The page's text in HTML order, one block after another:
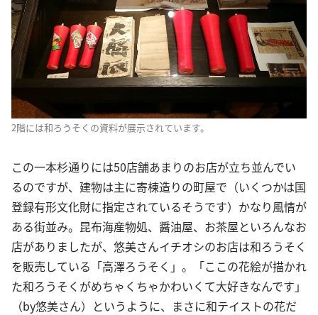
2階には和ろうそくの資料が展示されています。
この一本杉通りには50店舗あまりのお店が立ち並んでい
るのですが、建物は主に寄棟造りの町屋で（いくつかは国
登録有形文化財に指定されているそうです）かなり風情が
ある街並み。昆布海産物処、醤油屋、お茶屋といろんなお
店がありましたが、悠美さんイチオシのお店は和ろうそく
を販売している「高澤ろうそく」。「ここの花絵が描かれ
た和ろうそくがめちゃくちゃかわいくて大好きなんです」
（by悠美さん）というように、まさに和テイストの花だ